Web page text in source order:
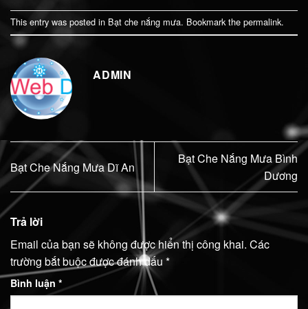
This entry was posted in Bạt che nắng mưa. Bookmark the permalink.
ADMIN
Bạt Che Nắng Mưa Dĩ An
Bạt Che Nắng Mưa Bình
Dương
Trả lời
Email của bạn sẽ không được hiển thị công khai. Các
trường bắt buộc được đánh dấu *
Bình luận *